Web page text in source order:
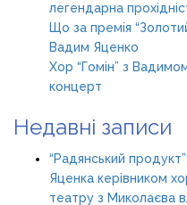
легендарна
Що за премія
Вадим Яценко
Хор “Гомін” з
концерт
Недавні записи
“Радянський
Яценка керівником
театру з Миколаєва